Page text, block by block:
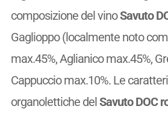
composizione del vinoSavuto
Gaglioppo (localmente noto
max.45%, Aglianico max.45%,
Cappuccio max.10%. Le
organolettiche delSavuto DOC